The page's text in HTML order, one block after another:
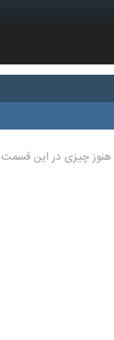
هنوز چیزی در این قسمت